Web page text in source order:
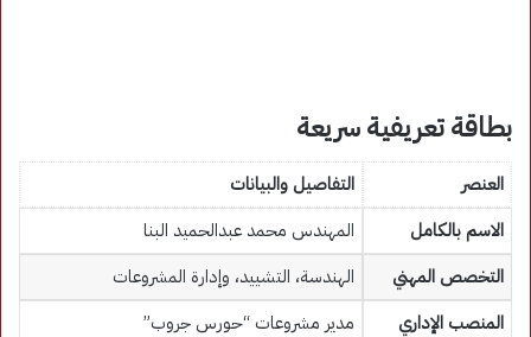
بطاقة تعريفية سريعة
العنصر
التفاصيل والبيانات
الاسم بالكامل
المهندس محمد عبدالحميد البنا
التخصص المهني
الهندسة، التشييد، وإدارة المشروعات
المنصب الإداري
مدير مشروعات “حورس جروب”